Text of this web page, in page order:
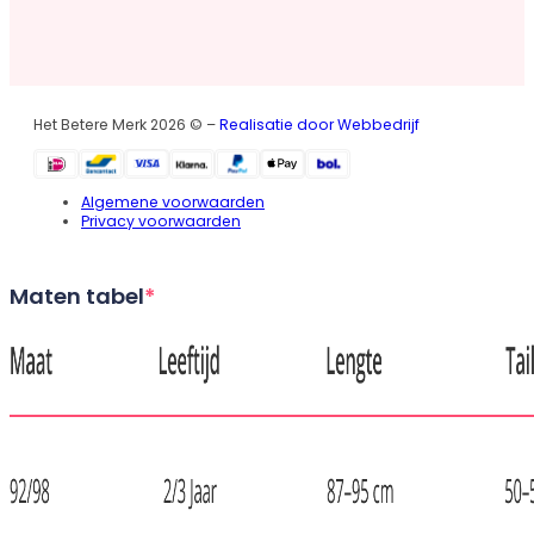
Het Betere Merk 2026 © –Realisatie door Webbedrijf
Algemene voorwaarden
Privacy voorwaarden
Maten tabel*